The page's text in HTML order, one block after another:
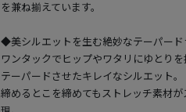
を兼ね揃えています。
◆美シルエットを生む絶妙なテーパード
ワンタックでヒップやワタリにゆとり
テーパードさせたキレイなシルエット。
締めるとこを締めてもストレッチ素材